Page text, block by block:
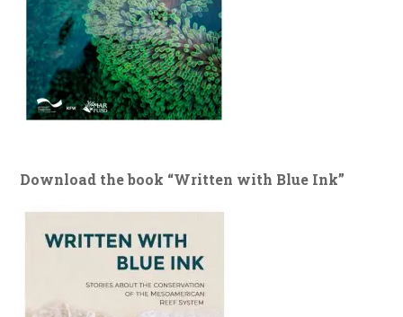
Download the book “Written with Blue Ink”